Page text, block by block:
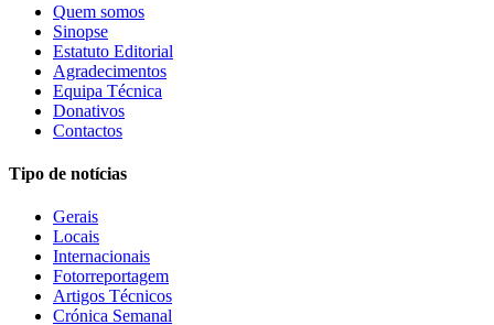
Quem somos
Sinopse
Estatuto Editorial
Agradecimentos
Equipa Técnica
Donativos
Contactos
Tipo de notícias
Gerais
Locais
Internacionais
Fotorreportagem
Artigos Técnicos
Crónica Semanal